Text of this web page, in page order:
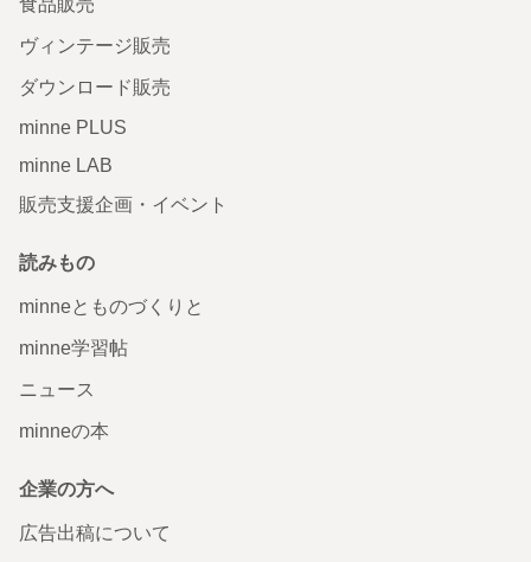
ヴィンテージ販売
ダウンロード販売
minne PLUS
minne LAB
販売支援企画・イベント
読みもの
minneとものづくりと
minne学習帖
ニュース
minneの本
企業の方へ
広告出稿について